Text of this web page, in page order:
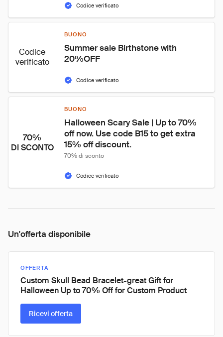
Codice verificato
Codice
verificato
BUONO
Summer sale Birthstone with
20%OFF
Codice verificato
70%
DI SCONTO
BUONO
Halloween Scary Sale | Up to 70%
off now. Use code B15 to get extra
15% off discount.
70% di sconto
Codice verificato
Un'offerta disponibile
OFFERTA
Custom Skull Bead Bracelet-great Gift for
Halloween Up to 70% Off for Custom Product
Ricevi offerta